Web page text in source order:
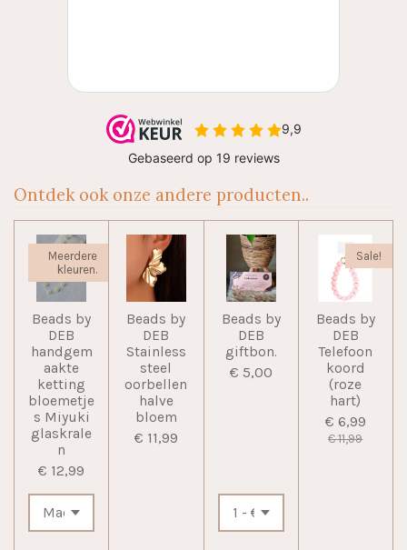
Ontdek ook onze andere producten..
Meerdere
kleuren.
Beads by
DEB
handgem
aakte
ketting
bloemetje
s Miyuki
glaskrale
n
€ 12,99
Beads by
DEB
Stainless
steel
oorbellen
halve
bloem
€ 11,99
Beads by
DEB
giftbon.
€ 5,00
Sale!
Beads by
DEB
Telefoon
koord
(roze
hart)
€ 6,99
€ 11,99